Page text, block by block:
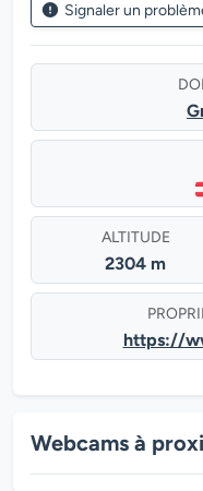
Signaler un
ALTITUDE
2304 m
https://
Webcams à